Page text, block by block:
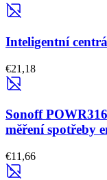
Inteligentní
€21,18
Sonoff
měření spotřeby
€11,66